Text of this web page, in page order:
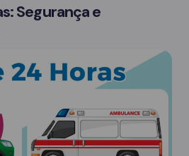
Segurança e